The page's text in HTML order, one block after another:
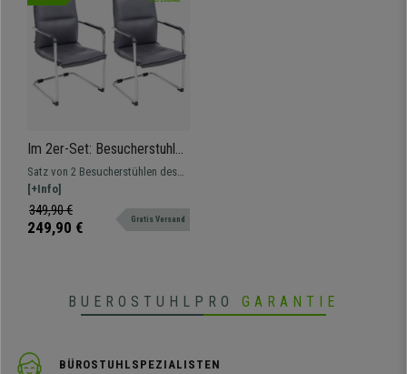
Im 2er-Set: Besucherstuhl
GOLIATH, Metallgestell,
großzügige Polsterung und
elegantes Design, Farbe
Grau
Satz von 2 Besucherstühlen des
Modells GOLIATH. Bequemer Sitz
und Rückenlehne mit toller
Polsterung, bezogen mit
[+Info]
349,90 €
249,90 € Gratis Versand
BUEROSTUHLPRO GARANTIE
BÜROSTUHLSPEZIALISTEN